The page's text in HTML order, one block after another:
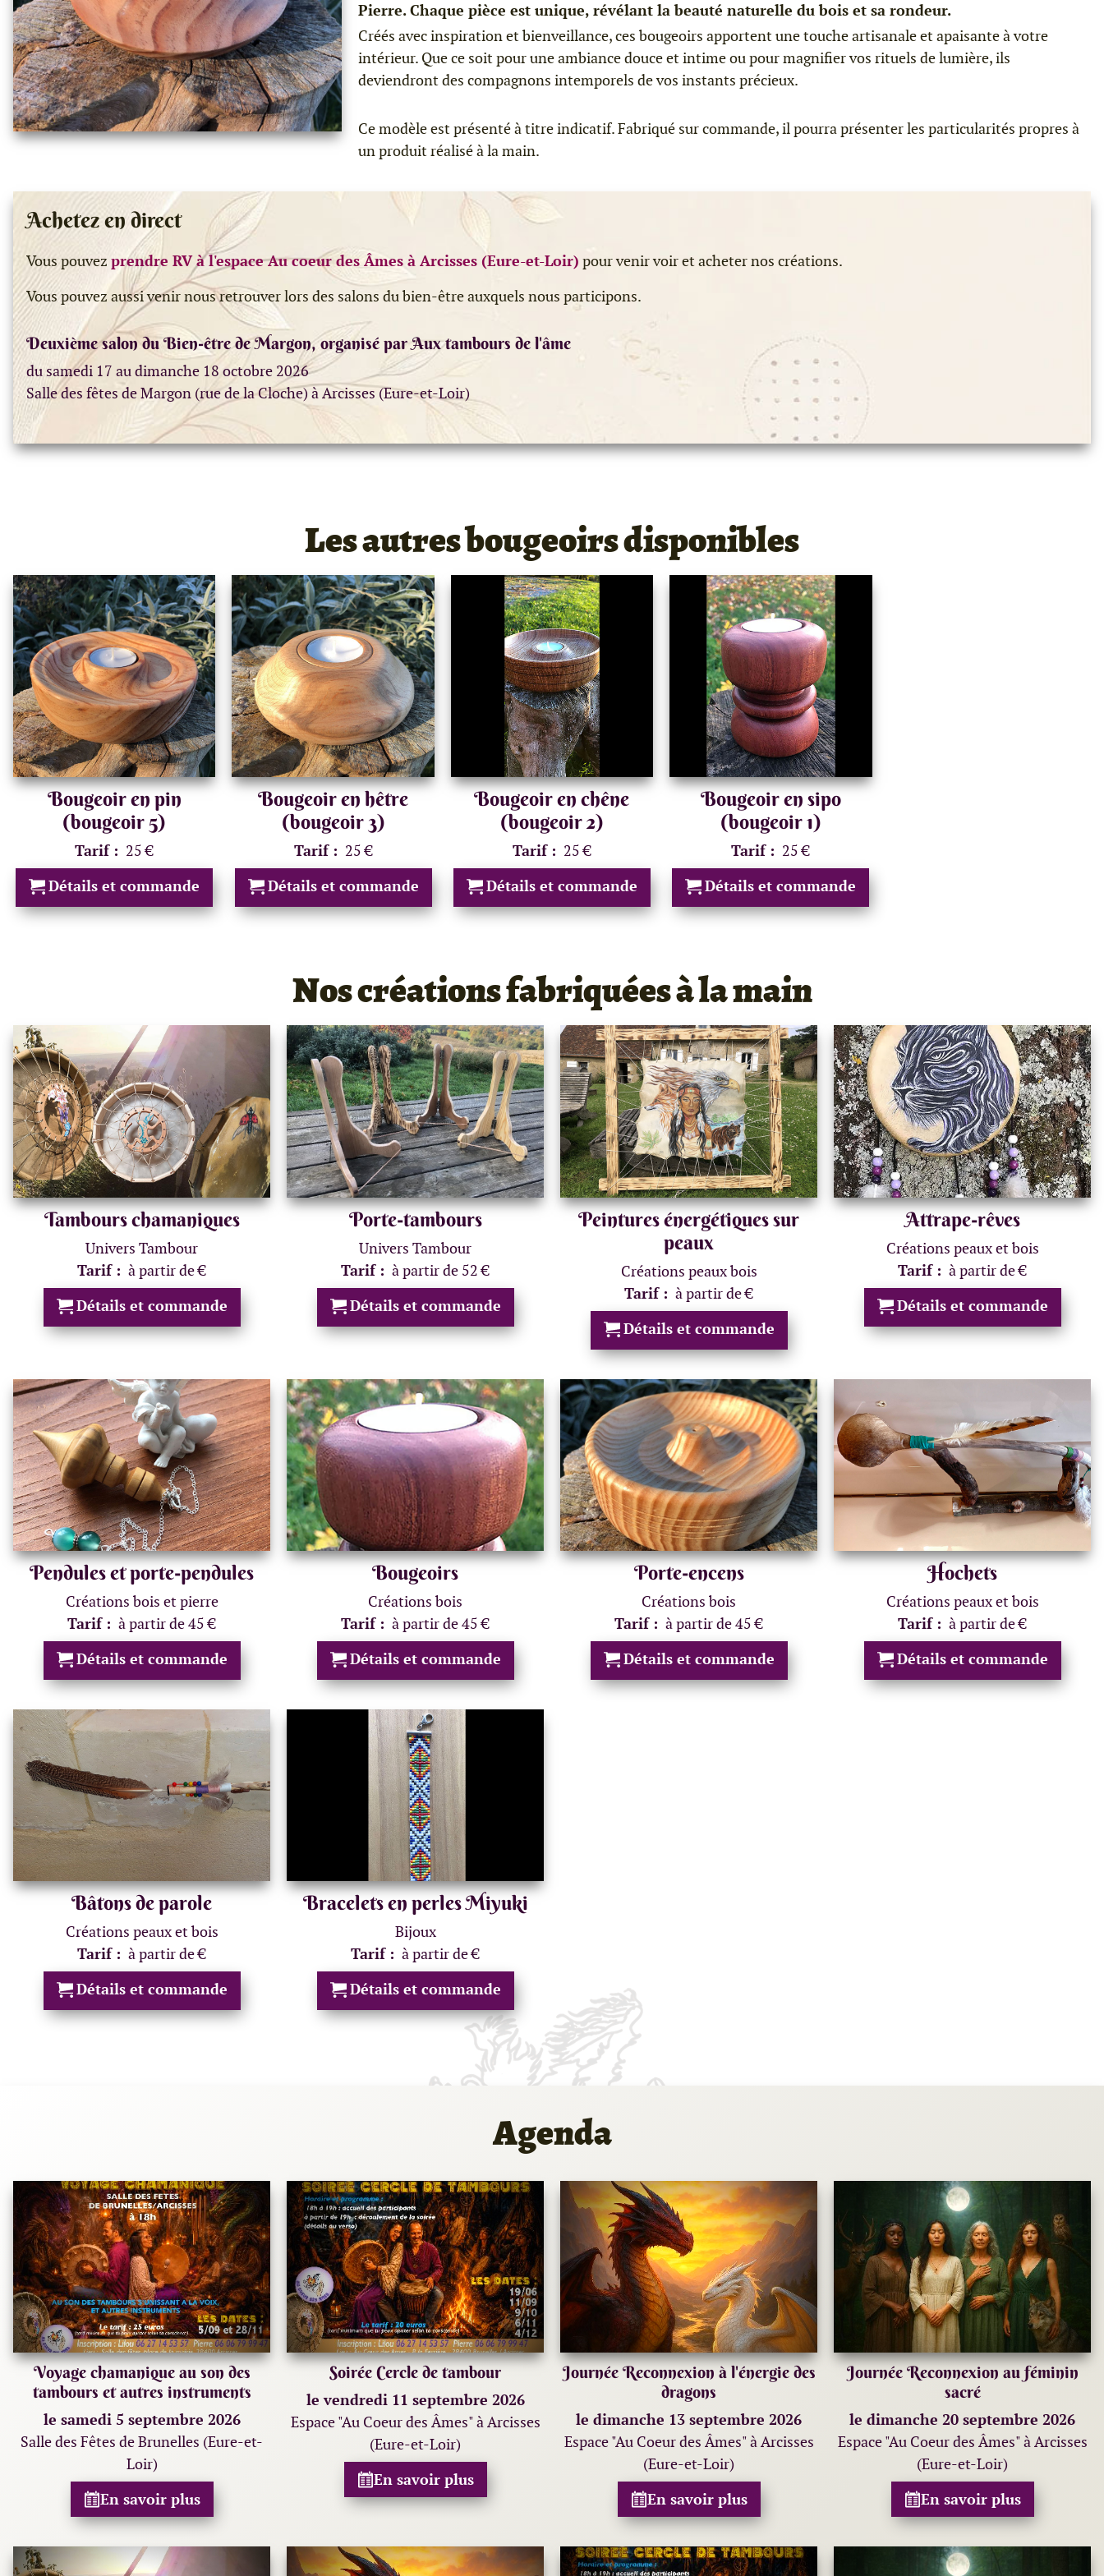
Pierre. Chaque pièce est unique, révélant la beauté naturelle du bois et sa rondeur.
Créés avec inspiration et bienveillance, ces bougeoirs apportent une touche artisanale et apaisante à votre
intérieur. Que ce soit pour une ambiance douce et intime ou pour magnifier vos rituels de lumière, ils
deviendront des compagnons intemporels de vos instants précieux.
Ce modèle est présenté à titre indicatif. Fabriqué sur commande, il pourra présenter les particularités propres à
un produit réalisé à la main.
Achetez en direct
Vous pouvez prendre RV à l'espace Au coeur des Âmes à Arcisses (Eure-et-Loir) pour venir voir et acheter nos créations.
Vous pouvez aussi venir nous retrouver lors des salons du bien-être auxquels nous participons.
Deuxième salon du Bien-être de Margon, organisé par Aux tambours de l'âme
du samedi 17 au dimanche 18 octobre 2026
Salle des fêtes de Margon (rue de la Cloche) à Arcisses (Eure-et-Loir)
Les autres bougeoirs disponibles
Bougeoir en pin
(bougeoir 5)
Tarif : 25 €
Détails et commande
Bougeoir en hêtre
(bougeoir 3)
Tarif : 25 €
Détails et commande
Bougeoir en chêne
(bougeoir 2)
Tarif : 25 €
Détails et commande
Bougeoir en sipo
(bougeoir 1)
Tarif : 25 €
Détails et commande
Nos créations fabriquées à la main
Tambours chamaniques
Univers Tambour
Tarif : à partir de €
Détails et commande
Porte-tambours
Univers Tambour
Tarif : à partir de 52 €
Détails et commande
Peintures énergétiques sur
peaux
Créations peaux bois
Tarif : à partir de €
Détails et commande
Attrape-rêves
Créations peaux et bois
Tarif : à partir de €
Détails et commande
Pendules et porte-pendules
Créations bois et pierre
Tarif : à partir de 45 €
Détails et commande
Bougeoirs
Créations bois
Tarif : à partir de 45 €
Détails et commande
Porte-encens
Créations bois
Tarif : à partir de 45 €
Détails et commande
Hochets
Créations peaux et bois
Tarif : à partir de €
Détails et commande
Bâtons de parole
Créations peaux et bois
Tarif : à partir de €
Détails et commande
Bracelets en perles Miyuki
Bijoux
Tarif : à partir de €
Détails et commande
Agenda
Voyage chamanique au son des
tambours et autres instruments
le samedi 5 septembre 2026
Salle des Fêtes de Brunelles (Eure-et-
Loir)
En savoir plus
Soirée Cercle de tambour
le vendredi 11 septembre 2026
Espace "Au Coeur des Âmes" à Arcisses
(Eure-et-Loir)
En savoir plus
Journée Reconnexion à l'énergie des
dragons
le dimanche 13 septembre 2026
Espace "Au Coeur des Âmes" à Arcisses
(Eure-et-Loir)
En savoir plus
Journée Reconnexion au féminin
sacré
le dimanche 20 septembre 2026
Espace "Au Coeur des Âmes" à Arcisses
(Eure-et-Loir)
En savoir plus